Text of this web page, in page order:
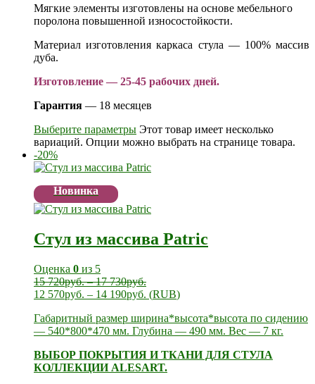
Мягкие элементы изготовлены на основе мебельного
поролона повышенной износостойкости.
Материал изготовления каркаса стула — 100% массив
дуба.
Изготовление — 25-45 рабочих дней.
Гарантия — 18 месяцев
Выберите параметры Этот товар имеет несколько
вариаций. Опции можно выбрать на странице товара.
-20%
Новинка
Стул из массива Patric
Оценка 0 из 5
15 720руб.–17 730руб.
12 570руб. – 14 190руб. (RUB)
Габаритный размер ширина*высота*высота по сидению
— 540*800*470 мм. Глубина — 490 мм. Вес — 7 кг.
ВЫБОР ПОКРЫТИЯ И ТКАНИ ДЛЯ СТУЛА
КОЛЛЕКЦИИ ALESART.